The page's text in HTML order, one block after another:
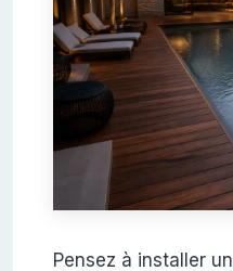
Pensez à installer un